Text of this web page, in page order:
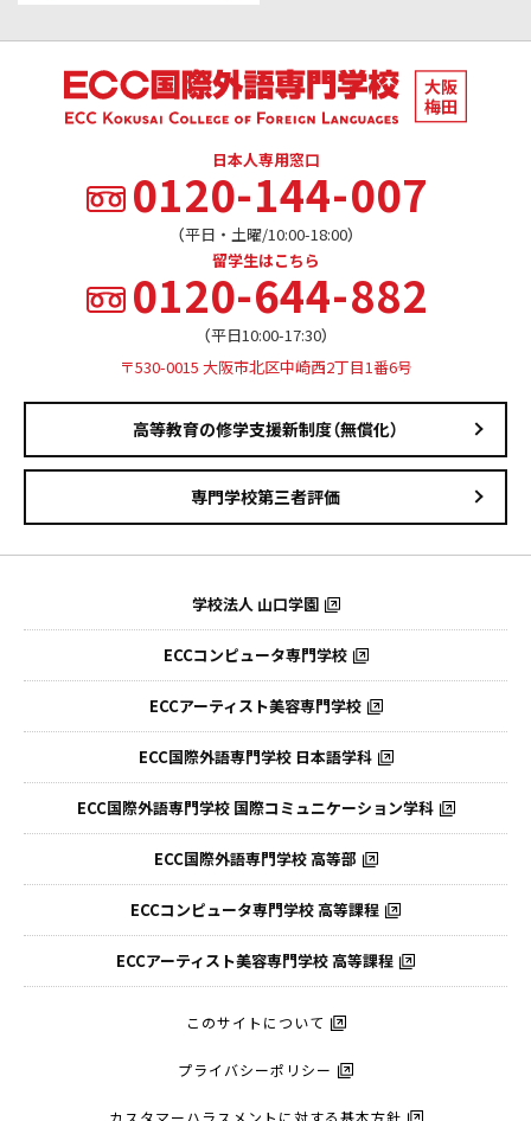
日本人専用窓口
0120-144-007
（平日・土曜/10:00-18:00）
留学生はこちら
0120-644-882
（平日10:00-17:30）
〒530-0015 大阪市北区中崎西2丁目1番6号
高等教育の修学支援新制度（無償化）
専門学校第三者評価
学校法人 山口学園
ECCコンピュータ専門学校
ECCアーティスト美容専門学校
ECC国際外語専門学校 日本語学科
ECC国際外語専門学校 国際コミュニケーション学科
ECC国際外語専門学校 高等部
ECCコンピュータ専門学校 高等課程
ECCアーティスト美容専門学校 高等課程
このサイトについて
プライバシーポリシー